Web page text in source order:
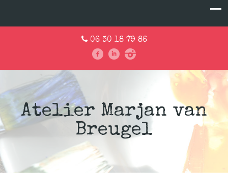
06 30 18 79 86
Atelier Marjan van
Breugel